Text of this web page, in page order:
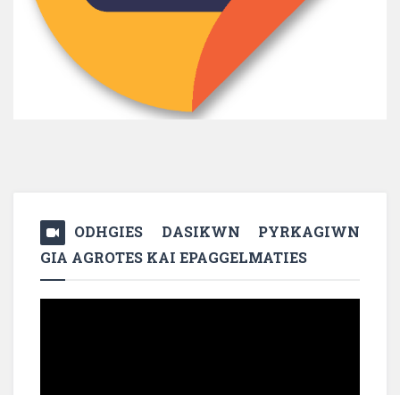
ODHGIES DASIKWN PYRKAGIWN
GIA AGROTES KAI EPAGGELMATIES